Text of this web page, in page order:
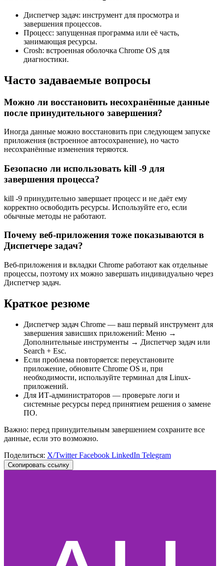
Диспетчер задач: инструмент для просмотра и
завершения процессов.
Процесс: запущенная программа или её часть,
занимающая ресурсы.
Crosh: встроенная оболочка Chrome OS для
диагностики.
Часто задаваемые вопросы
Можно ли восстановить несохранённые данные
после принудительного завершения?
Иногда данные можно восстановить при следующем запуске
приложения (встроенное автосохранение), но часто
несохранённые изменения теряются.
Безопасно ли использовать kill -9 для
завершения процесса?
kill -9 принудительно завершает процесс и не даёт ему
корректно освободить ресурсы. Используйте его, если
обычные методы не работают.
Почему веб-приложения тоже показываются в
Диспетчере задач?
Веб-приложения и вкладки Chrome работают как отдельные
процессы, поэтому их можно завершать индивидуально через
Диспетчер задач.
Краткое резюме
Диспетчер задач Chrome — ваш первый инструмент для
завершения зависших приложений: Меню →
Дополнительные инструменты → Диспетчер задач или
Search + Esc.
Если проблема повторяется: переустановите
приложение, обновите Chrome OS и, при
необходимости, используйте терминал для Linux-
приложений.
Для ИТ-администраторов — проверьте логи и
системные ресурсы перед принятием решения о замене
ПО.
Важно: перед принудительным завершением сохраните все
данные, если это возможно.
Поделиться: X/TwitterFacebook LinkedIn Telegram
Скопировать ссылку